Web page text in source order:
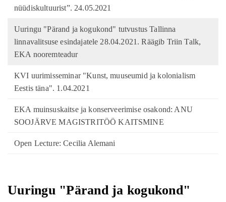
nüüdiskultuurist”. 24.05.2021
Uuringu "Pärand ja kogukond" tutvustus Tallinna
linnavalitsuse esindajatele 28.04.2021. Räägib Triin Talk,
EKA nooremteadur
KVI uurimisseminar "Kunst, muuseumid ja kolonialism
Eestis täna". 1.04.2021
EKA muinsuskaitse ja konserveerimise osakond: ANU
SOOJÄRVE MAGISTRITÖÖ KAITSMINE
Open Lecture: Cecilia Alemani
Uuringu "Pärand ja kogukond"